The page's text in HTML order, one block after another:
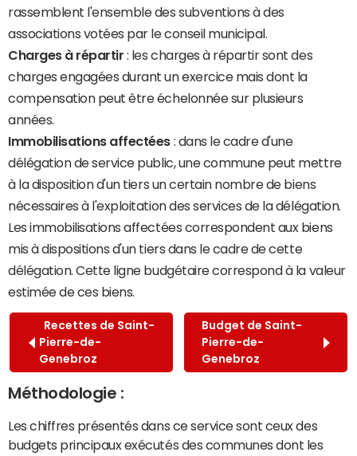
rassemblent l'ensemble des subventions à des
associations votées par le conseil municipal.
Charges à répartir : les charges à répartir sont des
charges engagées durant un exercice mais dont la
compensation peut être échelonnée sur plusieurs
années.
Immobilisations affectées : dans le cadre d'une
délégation de service public, une commune peut mettre
à la disposition d'un tiers un certain nombre de biens
nécessaires à l'exploitation des services de la délégation.
Les immobilisations affectées correspondent aux biens
mis à dispositions d'un tiers dans le cadre de cette
délégation. Cette ligne budgétaire correspond à la valeur
estimée de ces biens.
Recettes de Saint-
Pierre-de-
Genebroz
Budget de Saint-
Pierre-de-
Genebroz
Méthodologie :
Les chiffres présentés dans ce service sont ceux des
budgets principaux exécutés des communes dont les